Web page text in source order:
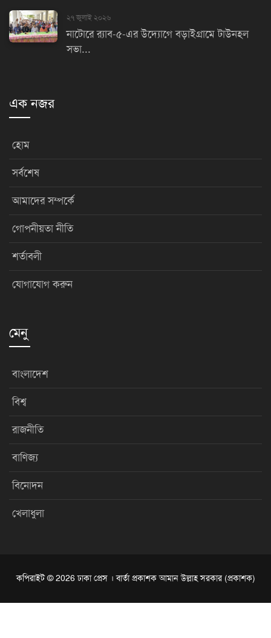
২৭ জুলাই ২০২৬
নাটোরে র‌্যাব-৫-এর উদ্যোগে বড়াইগ্রামে টাউনহল
সভা...
এক নজর
হোম
সর্বশেষ
আমাদের সম্পর্কে
গোপনীয়তা নীতি
শর্তাবলী
যোগাযোগ করুন
মেনু
বাংলাদেশ
বিশ্ব
রাজনীতি
বাণিজ্য
বিনোদন
খেলাধুলা
কপিরাইট © 2026 ঢাকা প্রেস । বার্তা প্রকাশক আমান উল্লাহ সরকার (প্রকাশক)